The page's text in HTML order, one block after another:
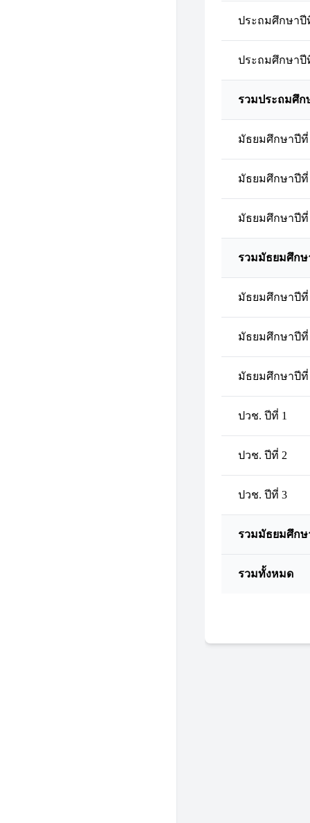
ประถมศึกษาปี
ประถมศึกษาปี
รวมประถมศึก
มัธยมศึกษาปีที่
มัธยมศึกษาปีที่
มัธยมศึกษาปีที่
รวมมัธยมศึก
มัธยมศึกษาปีที่
มัธยมศึกษาปีที่
มัธยมศึกษาปีที่
ปวช. ปีที่ 1
ปวช. ปีที่ 2
ปวช. ปีที่ 3
รวมมัธยมศึกษ
รวมทั้งหมด